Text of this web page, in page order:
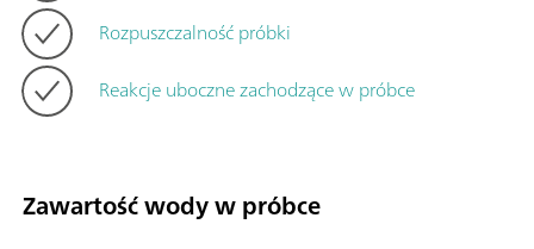
Rozpuszczalność próbki
Reakcje uboczne zachodzące w próbce
Zawartość wody w próbce